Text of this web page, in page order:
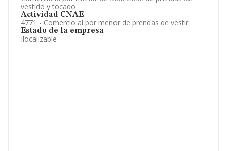
vestido y tocado
Actividad CNAE
4771 - Comercio al por menor de prendas de vestir
Estado de la empresa
Ilocalizable